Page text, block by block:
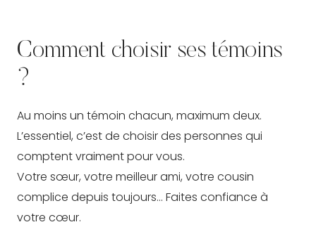
Comment choisir ses témoins
?
Au moins un témoin chacun, maximum deux.
L’essentiel, c’est de choisir des personnes qui
comptent vraiment pour vous.
Votre sœur, votre meilleur ami, votre cousin
complice depuis toujours… Faites confiance à
votre cœur.